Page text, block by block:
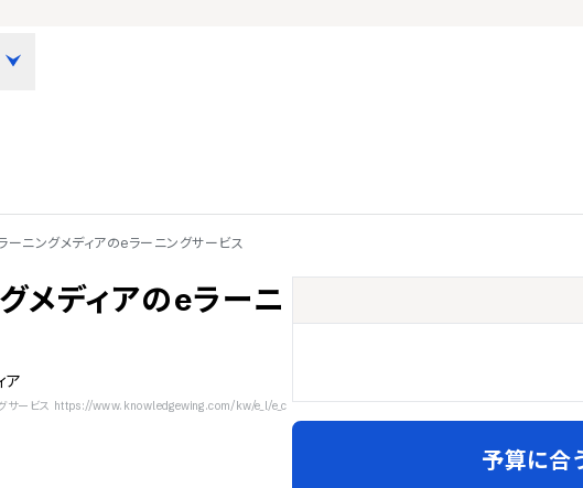
ーニングメディアのeラーニングサービス
メディアのeラーニ
ア
グサービス https://www.knowledgewing.com/kw/e_l/e_c
予算に合